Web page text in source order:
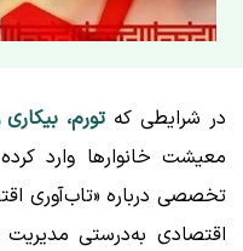
در شرایطی کهتورم،
معیشت خانوارها وارد
تخصصی درباره «تاب‌آوری
اقتصادی به‌درستی مدیریت